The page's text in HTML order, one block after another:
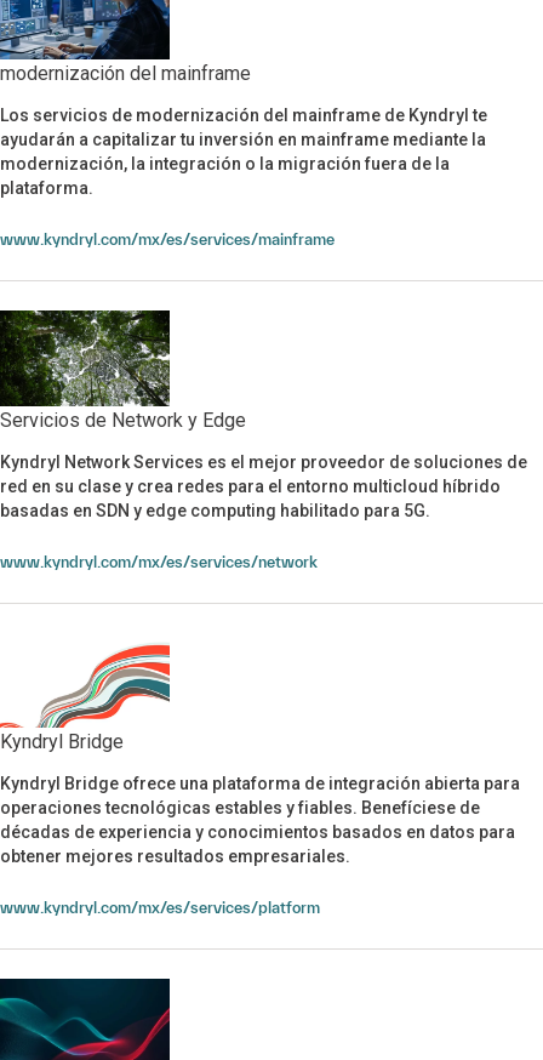
modernización del mainframe
modernización del mainframe
Los servicios de modernización del mainframe de Kyndryl te
ayudarán a capitalizar tu inversión en mainframe mediante la
modernización, la integración o la migración fuera de la
plataforma.
www.kyndryl.com/mx/es/services/mainframe
Servicios de Network y Edge
Servicios de Network y Edge
Kyndryl Network Services es el mejor proveedor de soluciones de
red en su clase y crea redes para el entorno multicloud híbrido
basadas en SDN y edge computing habilitado para 5G.
www.kyndryl.com/mx/es/services/network
Kyndryl Bridge
Kyndryl Bridge
Kyndryl Bridge ofrece una plataforma de integración abierta para
operaciones tecnológicas estables y fiables. Benefíciese de
décadas de experiencia y conocimientos basados en datos para
obtener mejores resultados empresariales.
www.kyndryl.com/mx/es/services/platform